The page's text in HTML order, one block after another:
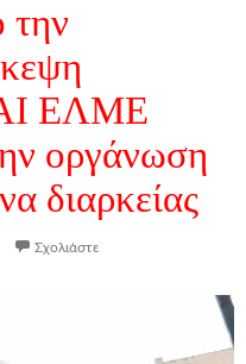
την
ΕΛΜΕ
οργάνωση
διαρκείας
Σχολιάστε